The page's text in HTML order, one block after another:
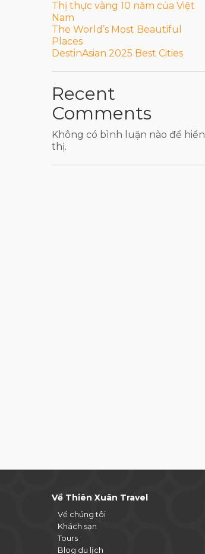
Thị thực vàng 10 năm của Việt
Nam
The World’s Most Beautiful
Places
DestinAsian 2025 Best Cities
Recent
Comments
Không có bình luận nào để hiển
thị.
Về Thiên Xuân Travel
Về chúng tôi
Khách sạn
Tours
Blog du lịch